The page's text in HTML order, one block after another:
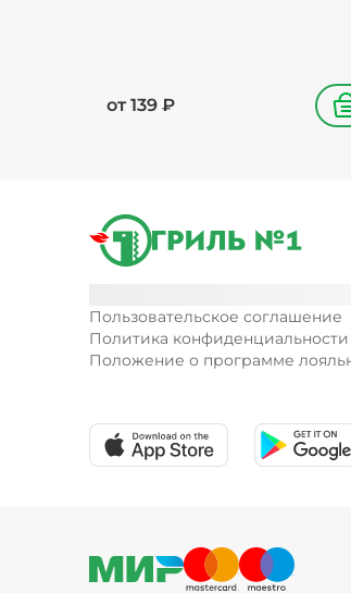
от 139 ₽
Пользовательское соглашение
Политика конфиденциальности
Положение о программе